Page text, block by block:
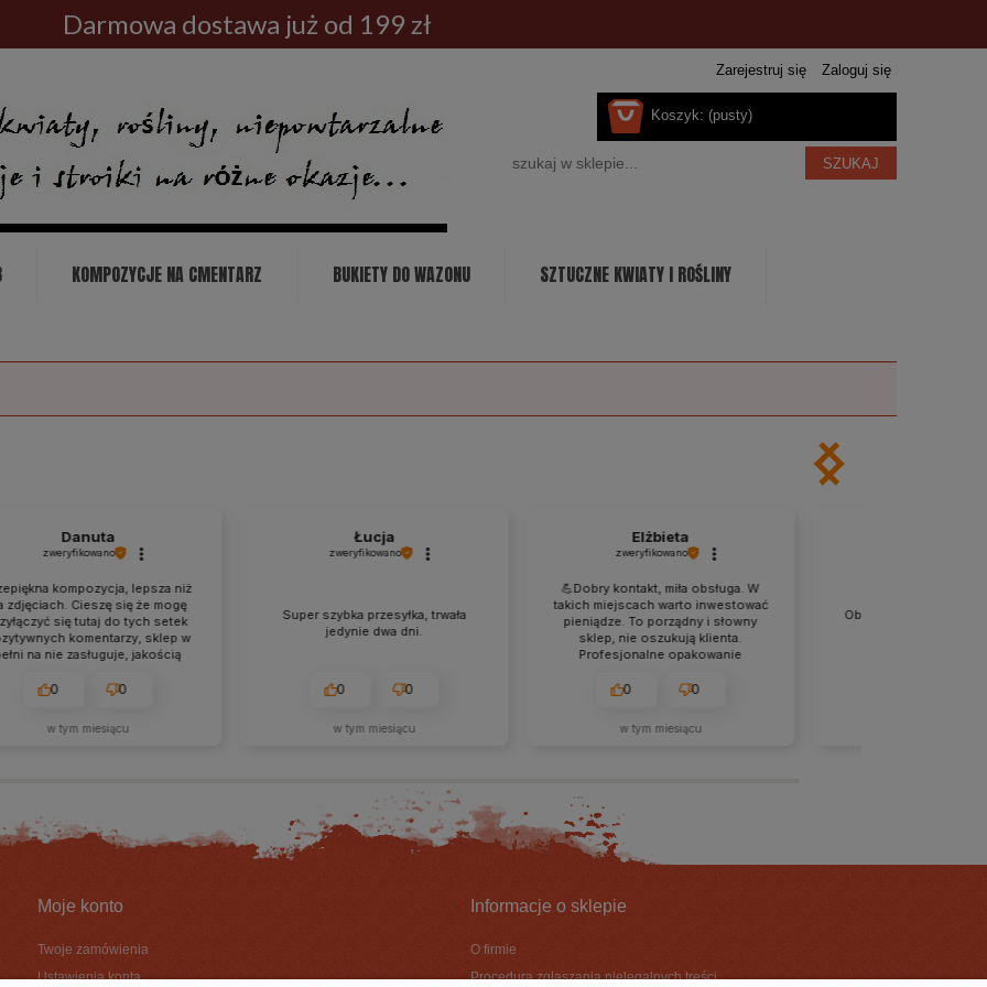
Darmowa dostawa już od 199 zł
Zarejestruj się Zaloguj się
Koszyk: (pusty)
SZUKAJ
KOMPOZYCJE NA CMENTARZ BUKIETY DO WAZONU SZTUCZNE KWIATY I ROŚLINY
Danuta
zweryfikowano
kompozycja, lepsza niż
Cieszę się że mogę
się tutaj do tych setek
komentarzy, sklep w
na nie zasługuje, jakością
pakowaniem. Gorąco
jestem ich stałą klientką❤️
0 0
w tym miesiącu
Łucja
zweryfikowano
Super szybka przesyłka, trwała
jedynie dwa dni.
0 0
w tym miesiącu
Elżbieta
zweryfikowano
💪Dobry kontakt, miła obsługa. W
takich miejscach warto inwestować
pieniądze. To porządny i słowny
sklep, nie oszukują klienta.
Profesjonalne opakowanie
jeszcze więcej wartości
dużo nowości. Polecam.
0 0
w tym miesiącu
Obsługa na najwyższym
Moje konto
Twoje zamówienia
Ustawienia konta
Informacje o sklepie
O firmie
Procedura zgłaszania nielegalnych treści